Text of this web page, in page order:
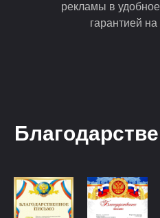
рекламы в
гарантией